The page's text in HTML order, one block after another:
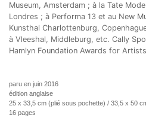
Museum, Amsterdam ; à la Tate
Londres ; à Performa 13 et au New
Kunsthal Charlottenburg,
à Vleeshal, Middleburg, etc. Cally
Hamlyn Foundation Awards for
paru en juin 2016
édition anglaise
25 x 33,5 cm (plié sous pochette) / 33,5 x 50
16 pages